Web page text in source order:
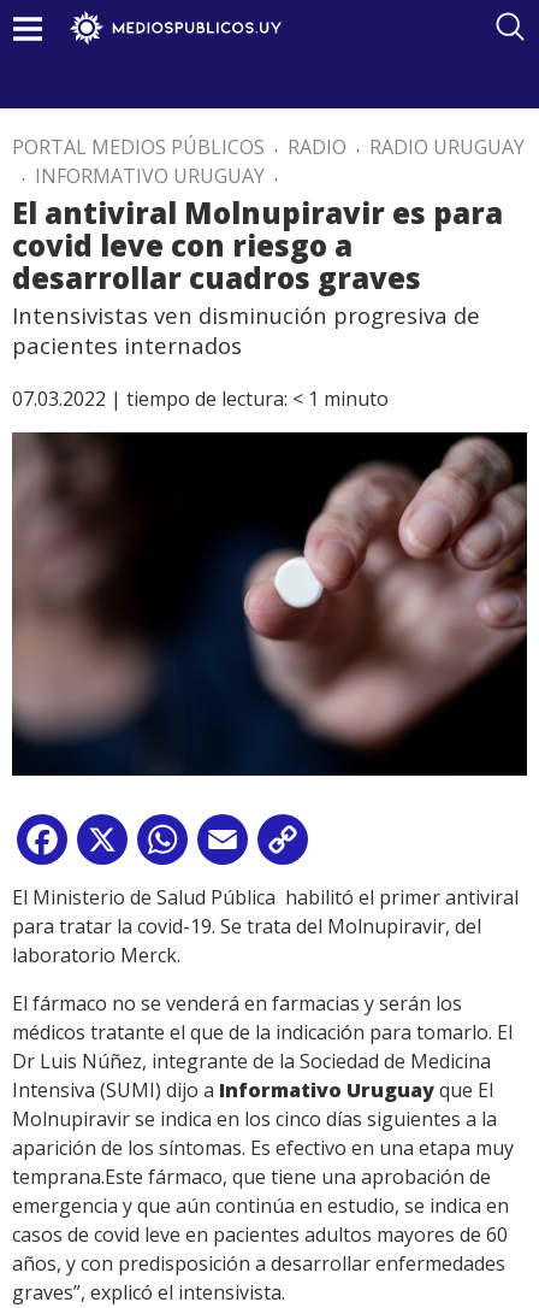
PORTAL MEDIOS PÚBLICOS . RADIO . RADIO URUGUAY
. INFORMATIVO URUGUAY .
El antiviral Molnupiravir es para
covid leve con riesgo a
desarrollar cuadros graves
Intensivistas ven disminución progresiva de
pacientes internados
07.03.2022 | tiempo de lectura: < 1 minuto
Facebook
X WhatsApp
Email
Link
El Ministerio de Salud Pública habilitó el primer antiviral
para tratar la covid-19. Se trata del Molnupiravir, del
laboratorio Merck.
El fármaco no se venderá en farmacias y serán los
médicos tratante el que de la indicación para tomarlo. El
Dr Luis Núñez, integrante de la Sociedad de Medicina
Intensiva (SUMI) dijo a Informativo Uruguayque El
Molnupiravir se indica en los cinco días siguientes a la
aparición de los síntomas. Es efectivo en una etapa muy
temprana.Este fármaco, que tiene una aprobación de
emergencia y que aún continúa en estudio, se indica en
casos de covid leve en pacientes adultos mayores de 60
años, y con predisposición a desarrollar enfermedades
graves”, explicó el intensivista.